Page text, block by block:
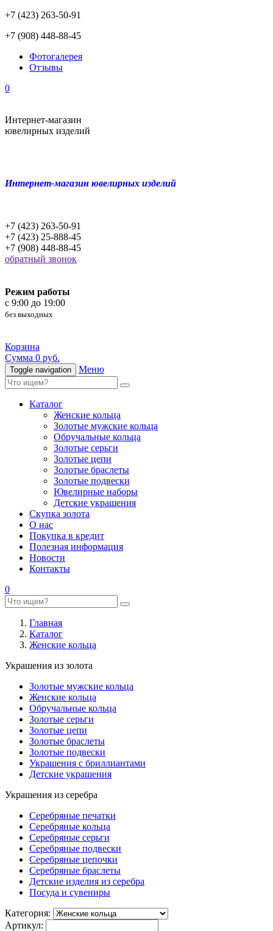
+7 (423) 263-50-91
+7 (908) 448-88-45
Фотогалерея
Отзывы
0
Интернет-магазин
ювелирных изделий
Интернет-магазин ювелирных изделий
+7 (423) 263-50-91
+7 (423) 25-888-45
+7 (908) 448-88-45
обратный звонок
Режим работы
c 9:00 до 19:00
без выходных
Корзина
Сумма 0 руб.
Toggle navigation Меню
Каталог
Женские кольца
Золотые мужские кольца
Обручальные кольца
Золотые серьги
Золотые цепи
Золотые браслеты
Золотые подвески
Ювелирные наборы
Детские украшения
Скупка золота
О нас
Покупка в кредит
Полезная информация
Новости
Контакты
0
Главная
Каталог
Женские кольца
Украшения из золота
Золотые мужские кольца
Женские кольца
Обручальные кольца
Золотые серьги
Золотые цепи
Золотые браслеты
Золотые подвески
Украшения с бриллиантами
Детские украшения
Украшения из серебра
Серебряные печатки
Серебряные кольца
Серебряные серьги
Серебряные подвески
Серебряные цепочки
Серебряные браслеты
Детские изделия из серебра
Посуда и сувениры
Категория:
Артикул: